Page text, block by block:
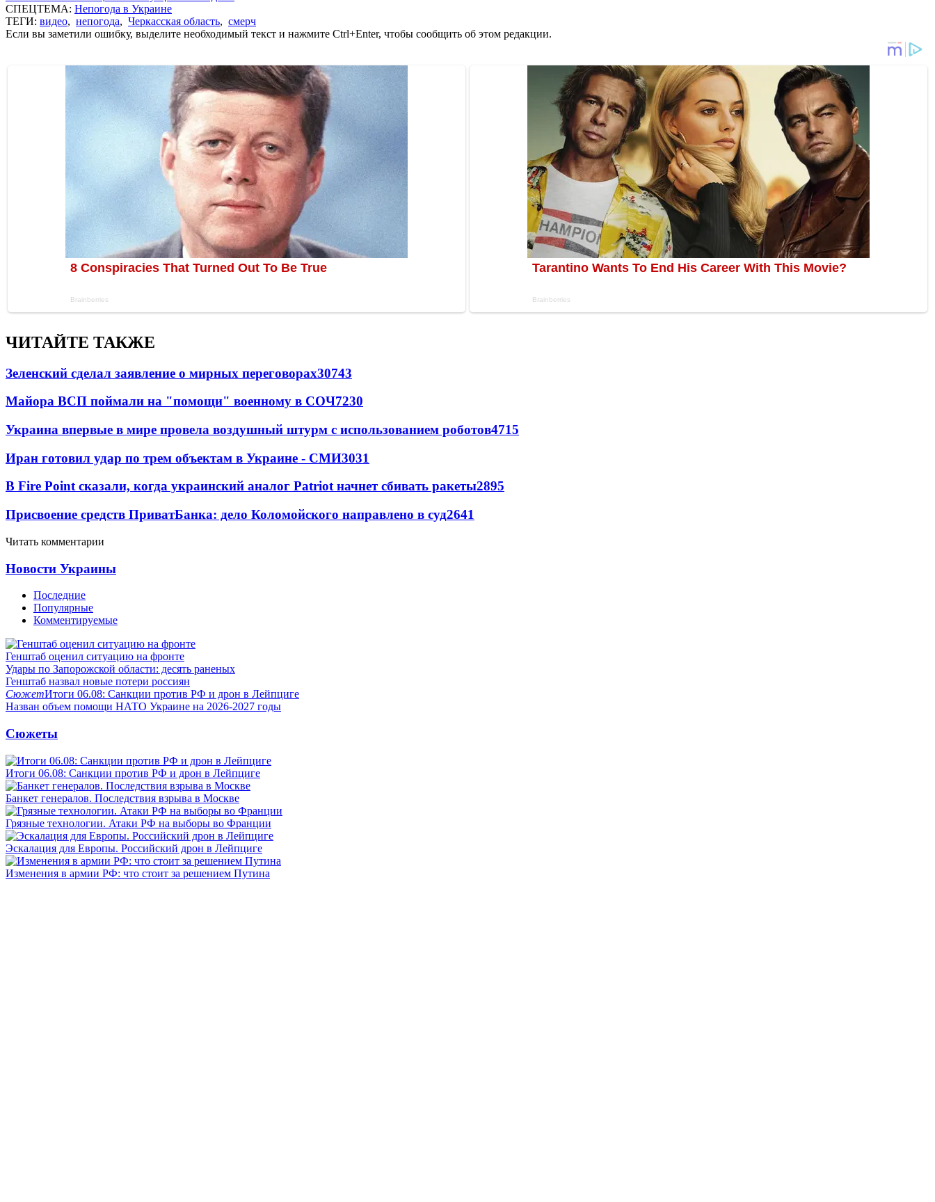
СПЕЦТЕМА: Непогода в Украине
ТЕГИ: видео, непогода, Черкасская область, смерч
Если вы заметили ошибку, выделите необходимый текст и нажмите Ctrl+Enter, чтобы сообщить об этом редакции.
ЧИТАЙТЕ ТАКЖЕ
Зеленский сделал заявление о мирных переговорах30743
Майора ВСП поймали на "помощи" военному в СОЧ7230
Украина впервые в мире провела воздушный штурм с использованием роботов4715
Иран готовил удар по трем объектам в Украине - СМИ3031
В Fire Point сказали, когда украинский аналог Patriot начнет сбивать ракеты2895
Присвоение средств ПриватБанка: дело Коломойского направлено в суд2641
Читать комментарии
Новости Украины
Последние
Популярные
Комментируемые
Генштаб оценил ситуацию на фронте
Удары по Запорожской области: десять раненых
Генштаб назвал новые потери россиян
СюжетИтоги 06.08: Санкции против РФ и дрон в Лейпциге
Назван объем помощи НАТО Украине на 2026-2027 годы
Сюжеты
Итоги 06.08: Санкции против РФ и дрон в Лейпциге
Банкет генералов. Последствия взрыва в Москве
Грязные технологии. Атаки РФ на выборы во Франции
Эскалация для Европы. Российский дрон в Лейпциге
Изменения в армии РФ: что стоит за решением Путина